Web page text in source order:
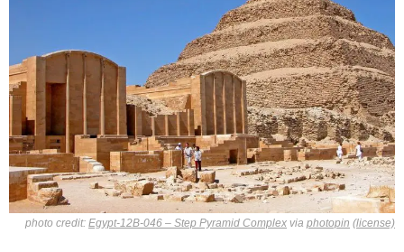
photo credit: Egypt-12B-046 – Step Pyramid Complex via photopin (license)